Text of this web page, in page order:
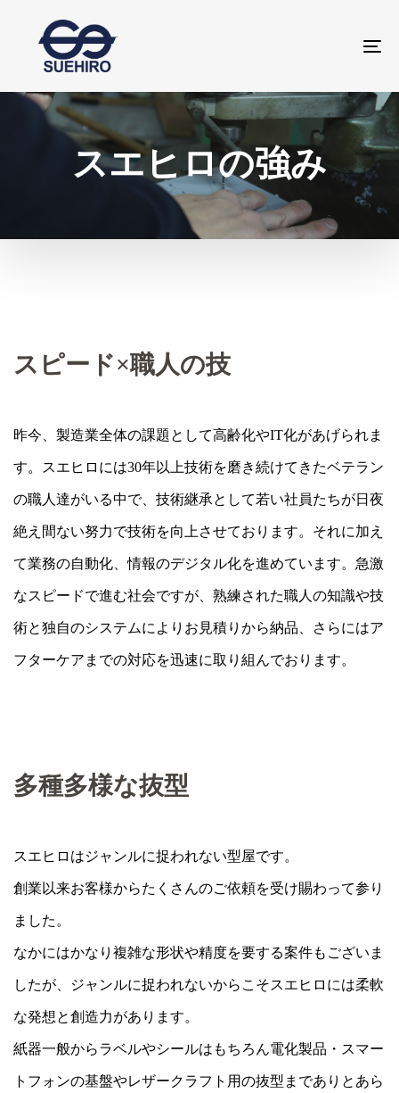
Skip
links
スエヒロの強み
スピード×職人の技
昨今、製造業全体の課題として高齢化やIT化があげられま
す。スエヒロには30年以上技術を磨き続けてきたベテラン
の職人達がいる中で、技術継承として若い社員たちが日夜
絶え間ない努力で技術を向上させております。それに加え
て業務の自動化、情報のデジタル化を進めています。急激
なスピードで進む社会ですが、熟練された職人の知識や技
術と独自のシステムによりお見積りから納品、さらにはア
フターケアまでの対応を迅速に取り組んでおります。
多種多様な抜型
スエヒロはジャンルに捉われない型屋です。
創業以来お客様からたくさんのご依頼を受け賜わって参り
ました。
なかにはかなり複雑な形状や精度を要する案件もございま
したが、ジャンルに捉われないからこそスエヒロには柔軟
な発想と創造力があります。
紙器一般からラベルやシールはもちろん電化製品・スマー
トフォンの基盤やレザークラフト用の抜型までありとあら